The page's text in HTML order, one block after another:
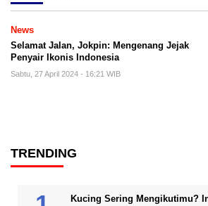
News
Selamat Jalan, Jokpin: Mengenang Jejak
Penyair Ikonis Indonesia
Sabtu, 27 April 2024 - 16:21 WIB
TRENDING
Kucing Sering Mengikutimu?